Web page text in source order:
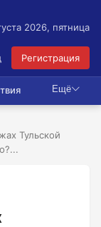
2026, пятница
Регистрация
Ещё
Тульской